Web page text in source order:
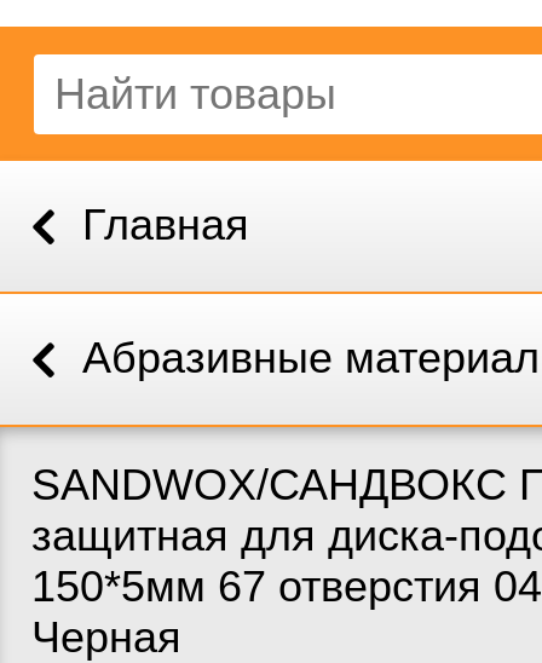
Главная
Абразивные
SANDWOX/САНДВОКС
защитная для диска-
150*5мм 67 отверстия
Черная